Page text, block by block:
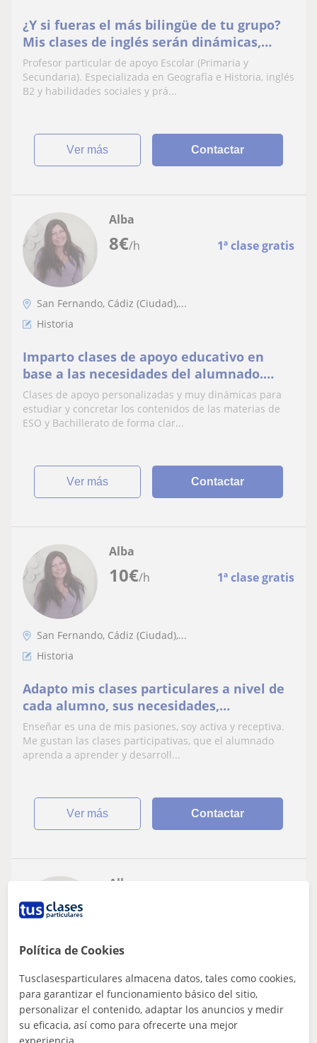
¿Y si fueras el más bilingüe de tu grupo?
Mis clases de inglés serán dinámicas,
interactivas y muy participativas para que
desarrollen tu creatividad y te
desenvuelvas en el idioma extranjero. ¡Te
Profesor particular de apoyo Escolar (Primaria y
Secundaria). Especializada en Geografía e Historia, inglés
B2 y habilidades sociales y prá...
ver más Contactar
8€/h 1ª clase gratis
Alba
San Fernando, Cádiz (Ciudad),...
Historia
Imparto clases de apoyo educativo en
base a las necesidades del alumnado.
Lengua, literatura, historia, geografía e
historia del arte. Clases didácticas y
variadas.
Clases de apoyo personalizadas y muy dinámicas para
estudiar y concretar los contenidos de las materias de
ESO y Bachillerato de forma clar...
ver más Contactar
10€/h 1ª clase gratis
Alba
San Fernando, Cádiz (Ciudad),...
Historia
Adapto mis clases particulares a nivel de
cada alumno, sus necesidades,
expectativas y experiencias.
Enseñar es una de mis pasiones, soy activa y receptiva.
Me gustan las clases participativas, que el alumnado
aprenda a aprender y desarroll...
ver más Contactar
Alba
Historia
Profesora de clases particulares de
Educación Secundaria, Bachillerato y
Política de Cookies
Tusclasesparticulares almacena datos, tales como cookies,
para garantizar el funcionamiento básico del sitio,
personalizar el contenido, adaptar los anuncios y medir
su eficacia, así como para ofrecerte una mejor
experiencia.